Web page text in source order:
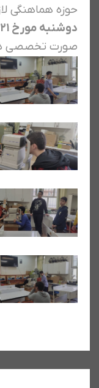
حوزه هماهنگی
دوشنبه مورخ ۲۱ اسفندماه
صورت تخصصی